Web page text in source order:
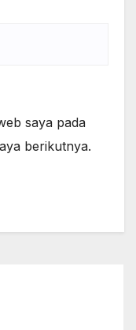
saya pada
berikutnya.